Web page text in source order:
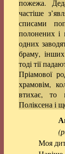
пожежа.
частіше
списами
полонених і
одних
браму,
тоді тії
Пріамової
храмовім,
втихає, то
Поліксена і
Моя